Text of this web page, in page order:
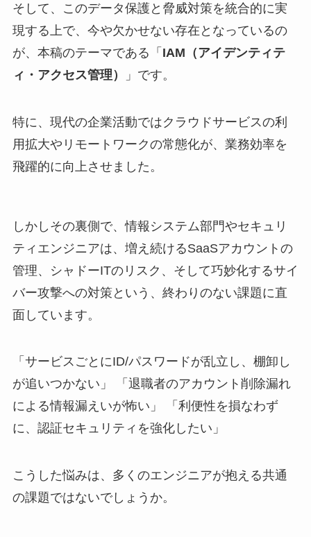
そして、このデータ保護と脅威対策を統合的に実
現する上で、今や欠かせない存在となっているの
が、本稿のテーマである「 IAM（アイデンティテ
ィ・アクセス管理）
」です。
特に、現代の企業活動ではクラウドサービスの利
用拡大やリモートワークの常態化が、業務効率を
飛躍的に向上させました。
しかしその裏側で、情報システム部門やセキュリ
ティエンジニアは、増え続けるSaaSアカウントの
管理、シャドーITのリスク、そして巧妙化するサイ
バー攻撃への対策という、終わりのない課題に直
面しています。
「サービスごとにID/パスワードが乱立し、棚卸し
が追いつかない」 「退職者のアカウント削除漏れ
による情報漏えいが怖い」 「利便性を損なわず
に、認証セキュリティを強化したい」
こうした悩みは、多くのエンジニアが抱える共通
の課題ではないでしょうか。